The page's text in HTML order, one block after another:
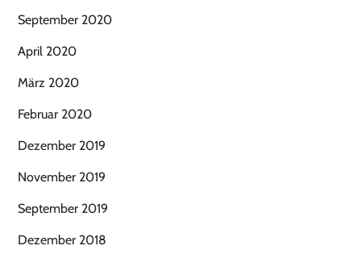
September 2020
April 2020
März 2020
Februar 2020
Dezember 2019
November 2019
September 2019
Dezember 2018